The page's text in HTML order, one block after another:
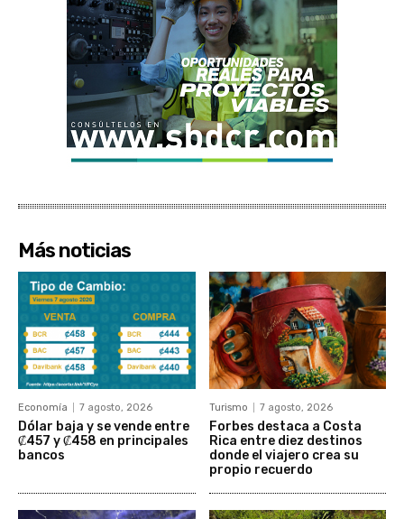
Más noticias
Economía 7 agosto, 2026
Dólar baja y se vende entre
₡457 y ₡458 en principales
bancos
Turismo 7 agosto, 2026
Forbes destaca a Costa
Rica entre diez destinos
donde el viajero crea su
propio recuerdo